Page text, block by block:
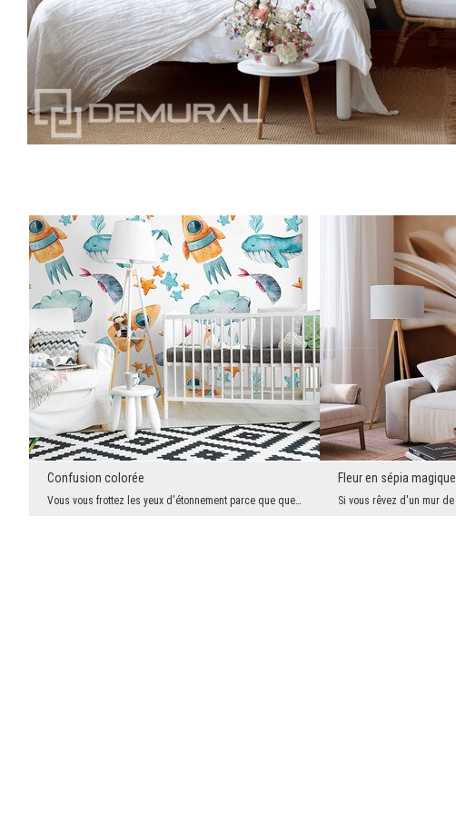
Confusion colorée
Vous vous frottez les yeux d'étonnement parce que quelque chose semble clocher ici? Oui, dans la ...
Fleur en sépia magique